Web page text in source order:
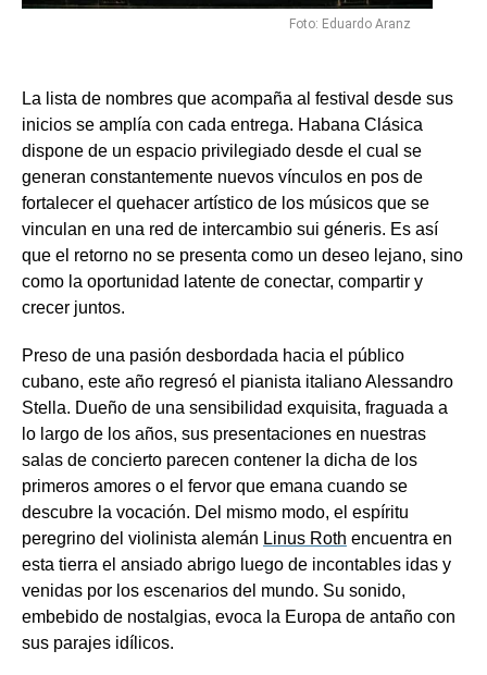
Foto: Eduardo Aranz
La lista de nombres que acompaña al festival desde sus
inicios se amplía con cada entrega. Habana Clásica
dispone de un espacio privilegiado desde el cual se
generan constantemente nuevos vínculos en pos de
fortalecer el quehacer artístico de los músicos que se
vinculan en una red de intercambio sui géneris. Es así
que el retorno no se presenta como un deseo lejano, sino
como la oportunidad latente de conectar, compartir y
crecer juntos.
Preso de una pasión desbordada hacia el público
cubano, este año regresó el pianista italiano Alessandro
Stella. Dueño de una sensibilidad exquisita, fraguada a
lo largo de los años, sus presentaciones en nuestras
salas de concierto parecen contener la dicha de los
primeros amores o el fervor que emana cuando se
descubre la vocación. Del mismo modo, el espíritu
peregrino del violinista alemán Linus Roth encuentra en
esta tierra el ansiado abrigo luego de incontables idas y
venidas por los escenarios del mundo. Su sonido,
embebido de nostalgias, evoca la Europa de antaño con
sus parajes idílicos.